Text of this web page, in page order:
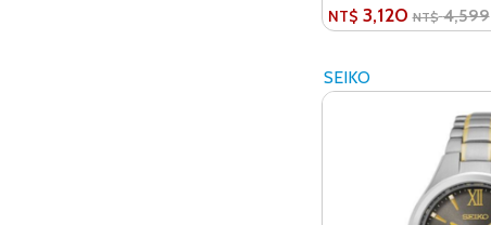
NT$ 3,120 NT$ 4,599
SEIKO